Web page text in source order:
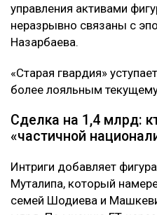
управления активами
неразрывно связаны с
Назарбаева.
«Старая гвардия»
более лояльным
Сделка на 1,4 млрд:
«частичной
Интриги добавляет
Муталипа, который
семей Шодиева и